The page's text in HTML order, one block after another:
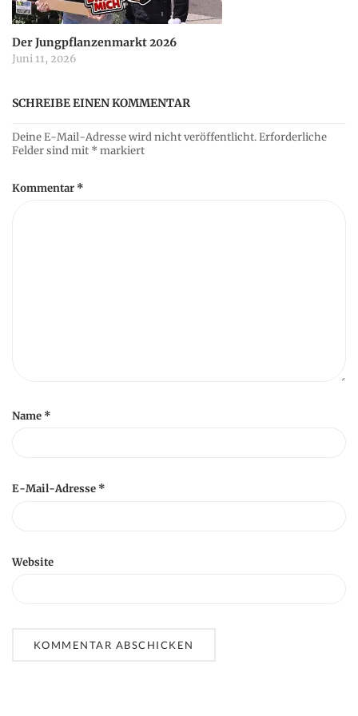
Der Jungpflanzenmarkt 2026
Juni 11, 2026
SCHREIBE EINEN KOMMENTAR
Deine E-Mail-Adresse wird nicht veröffentlicht.Erforderliche
Felder sind mit * markiert
Kommentar *
Name *
E-Mail-Adresse *
Website